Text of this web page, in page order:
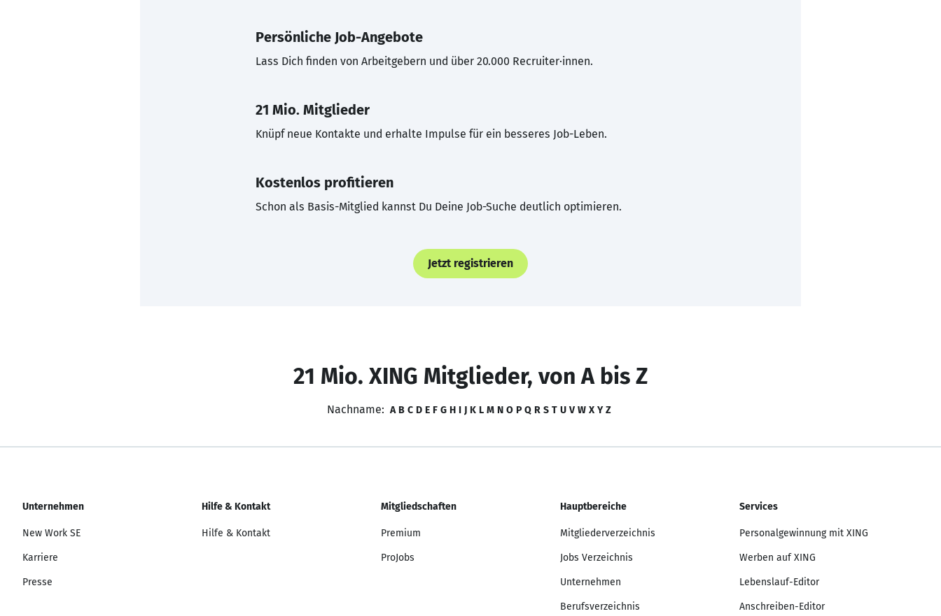
Persönliche Job-Angebote
Lass Dich finden von Arbeitgebern und über 20.000 Recruiter·innen.
21 Mio. Mitglieder
Knüpf neue Kontakte und erhalte Impulse für ein besseres Job-Leben.
Kostenlos profitieren
Schon als Basis-Mitglied kannst Du Deine Job-Suche deutlich optimieren.
Jetzt registrieren
21 Mio. XING Mitglieder, von A bis Z
Nachname: A B C D E F G H I J K L M N O P Q R S T U V W X Y Z
Unternehmen
New Work SE
Karriere
Presse
Hilfe & Kontakt
Hilfe & Kontakt
Mitgliedschaften
Premium
ProJobs
Hauptbereiche
Mitgliederverzeichnis
Jobs Verzeichnis
Unternehmen
Berufsverzeichnis
Services
Personalgewinnung mit XING
Werben auf XING
Lebenslauf-Editor
Anschreiben-Editor